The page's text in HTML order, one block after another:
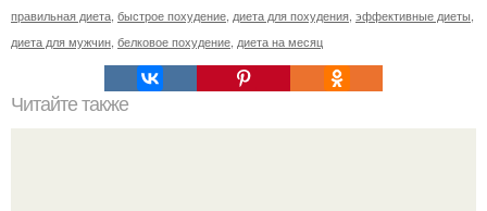
правильная диета, быстрое похудение, диета для похудения, эффективные диеты,
диета для мужчин, белковое похудение, диета на месяц
Читайте также